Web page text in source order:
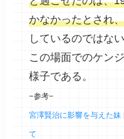
かなかったとされ
しているのではない
この場面でのケン
様子である。
−参考−
宮澤賢治に影響を与えた
て